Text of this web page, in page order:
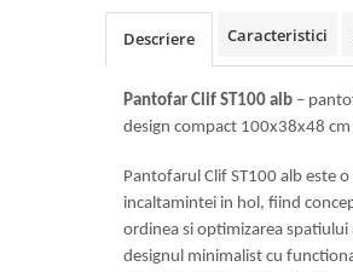
Top saltele 10 cm
Top saltele memory 5 cm
Top saltele MemoHR 6.5 cm
Saltele ieftine
Saltele cu plasa de arcuri
Saltele cu spuma
Scaune manager
Mobilier bucatarie
Mese bucatarie
Scaune pentru bucatarie
Seturi mese si scaune bucatarie
Descriere Caracteristici
Pantofar Clif ST100 alb –
design compact 100x38x48 cm
Pantofarul Clif ST100 alb este
incaltamintei in hol, fiind
ordinea si optimizarea
designul minimalist cu